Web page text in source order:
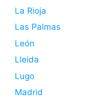
La Rioja
Las Palmas
León
Lleida
Lugo
Madrid